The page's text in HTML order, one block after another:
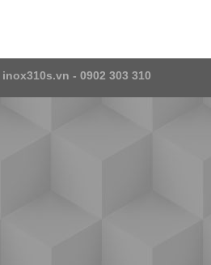
inox310s.vn - 0902 303 310